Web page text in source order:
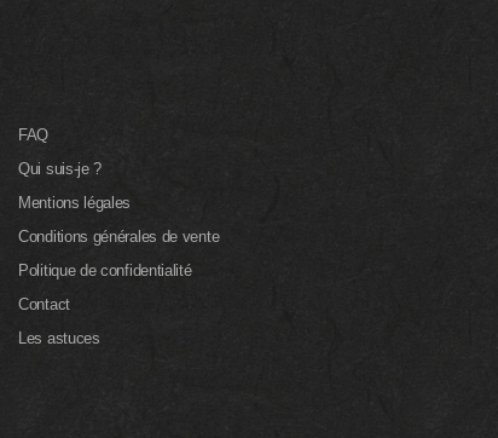
FAQ
Qui suis-je ?
Mentions légales
Conditions générales de vente
Politique de confidentialité
Contact
Les astuces